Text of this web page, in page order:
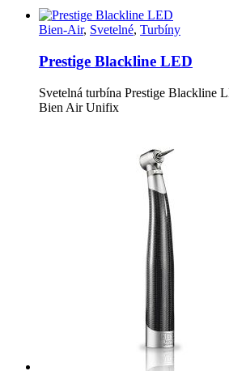
Bien-Air, Svetelné, Turbíny
Prestige Blackline LED
Svetelná turbína Prestige Blackline
Bien Air Unifix